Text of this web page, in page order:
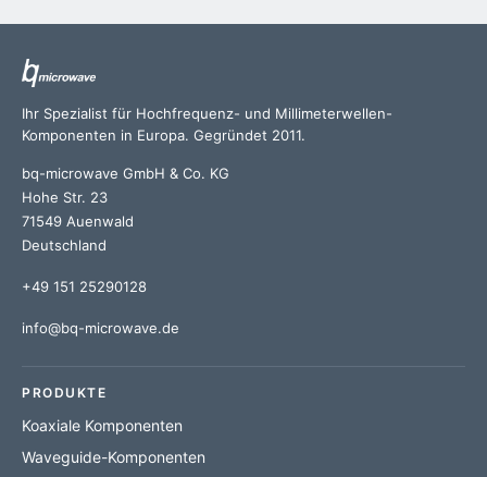
Ihr Spezialist für Hochfrequenz- und Millimeterwellen-
Komponenten in Europa. Gegründet 2011.
bq-microwave GmbH & Co. KG
Hohe Str. 23
71549 Auenwald
Deutschland
+49 151 25290128
info@bq-microwave.de
PRODUKTE
Koaxiale Komponenten
Waveguide-Komponenten